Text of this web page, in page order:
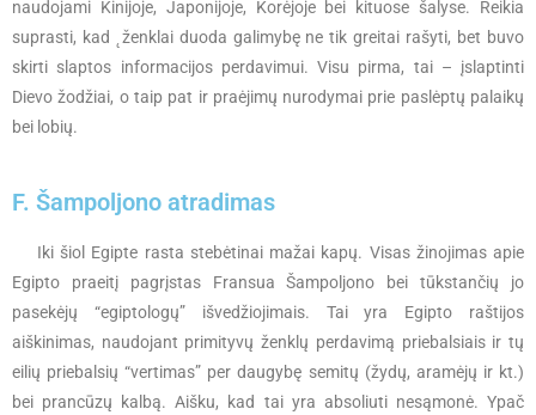
naudojami Kinijoje, Japonijoje, Korėjoje bei kituose šalyse. Reikia
suprasti, kad ˛ženklai duoda galimybę ne tik greitai rašyti, bet buvo
skirti slaptos informacijos perdavimui. Visu pirma, tai – įslaptinti
Dievo žodžiai, o taip pat ir praėjimų nurodymai prie paslėptų palaikų
bei lobių.
F. Šampoljono atradimas
Iki šiol Egipte rasta stebėtinai mažai kapų. Visas žinojimas apie
Egipto praeitį pagrįstas Fransua Šampoljono bei tūkstančių jo
pasekėjų “egiptologų” išvedžiojimais. Tai yra Egipto raštijos
aiškinimas, naudojant primityvų ženklų perdavimą priebalsiais ir tų
eilių priebalsių “vertimas” per daugybę semitų (žydų, aramėjų ir kt.)
bei prancūzų kalbą. Aišku, kad tai yra absoliuti nesąmonė. Ypač